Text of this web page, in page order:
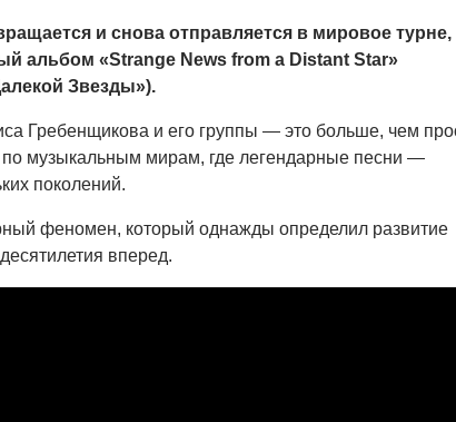
и снова отправляется в мировое турне,
альбом «Strange News from a Distant Star»
Звезды»).
Гребенщикова и его группы — это больше, чем
по музыкальным мирам, где легендарные песни —
поколений.
феномен, который однажды определил развитие
вперед.